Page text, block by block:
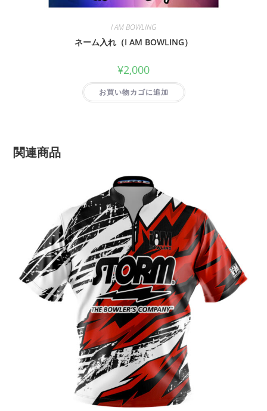
I AM BOWLING
ネーム入れ（I AM BOWLING）
¥2,000
お買い物カゴに追加
関連商品